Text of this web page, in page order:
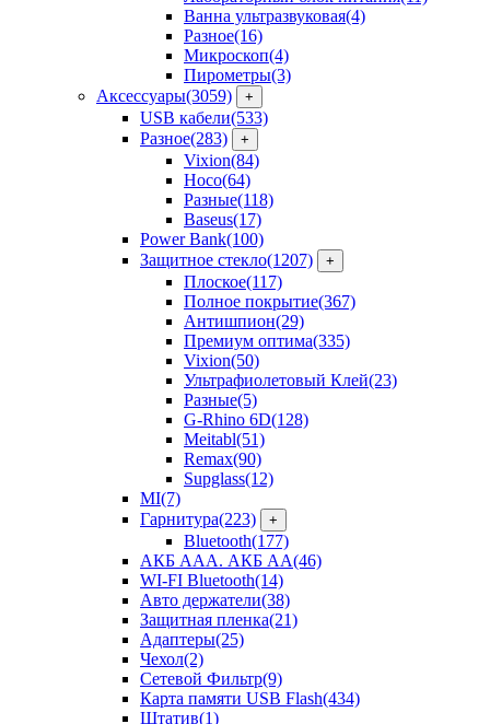
Ванна ультразвуковая(4)
Разное(16)
Микроскоп(4)
Пирометры(3)
Аксессуары(3059) +
USB кабели(533)
Разное(283) +
Vixion(84)
Hoco(64)
Разные(118)
Baseus(17)
Power Bank(100)
Защитное стекло(1207) +
Плоское(117)
Полное покрытие(367)
Антишпион(29)
Премиум оптима(335)
Vixion(50)
Ультрафиолетовый Клей(23)
Разные(5)
G-Rhino 6D(128)
Meitabl(51)
Remax(90)
Supglass(12)
MI(7)
Гарнитура(223) +
Bluetooth(177)
АКБ ААА. АКБ АА(46)
WI-FI Bluetooth(14)
Авто держатели(38)
Защитная пленка(21)
Адаптеры(25)
Чехол(2)
Сетевой Фильтр(9)
Карта памяти USB Flash(434)
Штатив(1)